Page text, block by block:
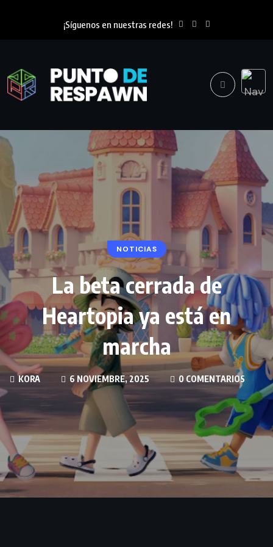
¡Síguenos en nuestras redes!
NOTICIAS
La beta cerrada de
Heartopia ya está en
marcha
KORA 6 NOVIEMBRE, 2025 0 COMENTARIOS